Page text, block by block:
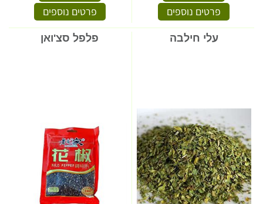
פרטים נוספים פרטים נוספים
עלי חילבה פלפל סצ'ואן